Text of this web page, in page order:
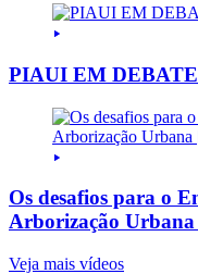
PIAUI EM DEBATE
Os desafios para o
Arborização Urbana
Veja mais vídeos